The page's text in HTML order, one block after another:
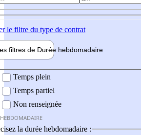
le filtre du type de contrat
filtres de Durée hebdomadaire
Temps plein
Temps partiel
Non renseignée
la durée hebdomadaire :